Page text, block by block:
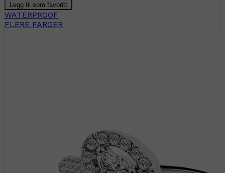
Legg til som favoritt
WATERPROOF
FLERE FARGER